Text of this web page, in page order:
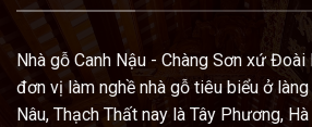
Nhà gỗ Canh Nậu - Chàng Sơn xứ
đơn vị làm nghề nhà gỗ tiêu biểu ở
Nâu, Thạch Thất nay là Tây Phương,